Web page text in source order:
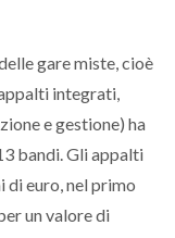
gare miste, cioè
integrati,
e gestione) ha
bandi. Gli appalti
di euro, nel primo
un valore di